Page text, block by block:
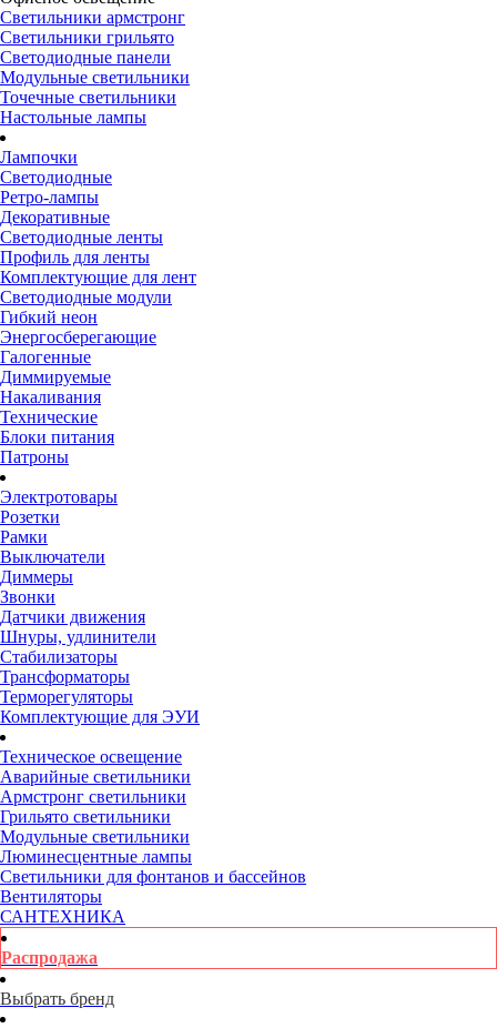
Светильники армстронг
Светильники грильято
Светодиодные панели
Модульные светильники
Точечные светильники
Настольные лампы
Лампочки
Светодиодные
Ретро-лампы
Декоративные
Светодиодные ленты
Профиль для ленты
Комплектующие для лент
Светодиодные модули
Гибкий неон
Энергосберегающие
Галогенные
Диммируемые
Накаливания
Технические
Блоки питания
Патроны
Электротовары
Розетки
Рамки
Выключатели
Диммеры
Звонки
Датчики движения
Шнуры, удлинители
Стабилизаторы
Трансформаторы
Терморегуляторы
Комплектующие для ЭУИ
Техническое освещение
Аварийные светильники
Армстронг светильники
Грильято светильники
Модульные светильники
Люминесцентные лампы
Светильники для фонтанов и бассейнов
Вентиляторы
САНТЕХНИКА
Распродажа
Выбрать бренд